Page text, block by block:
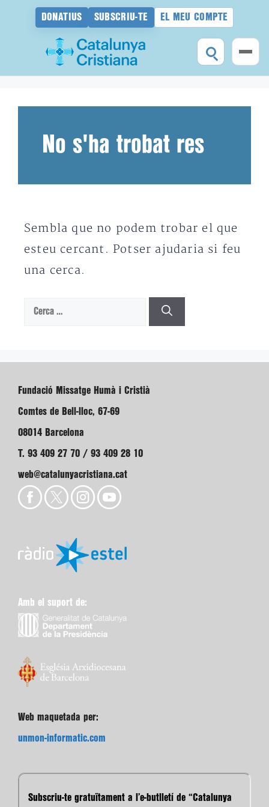
DONATIUS SUBSCRIU-TE EL MEU COMPTE
No s'ha trobat res
Sembla que no podem trobar el que
esteu cercant. Potser ajudaria si feu
una cerca.
Cerca:
Fundació Missatge Humà i Cristià
Comtes de Bell-lloc, 67-69
08014 Barcelona
T. 93 409 27 70 / 93 409 28 10
web@catalunyacristiana.cat
Amb el suport de:
Web maquetada per:
unmon-informatic.com
Subscriu-te gratuïtament a l’e-butlletí de “Catalunya